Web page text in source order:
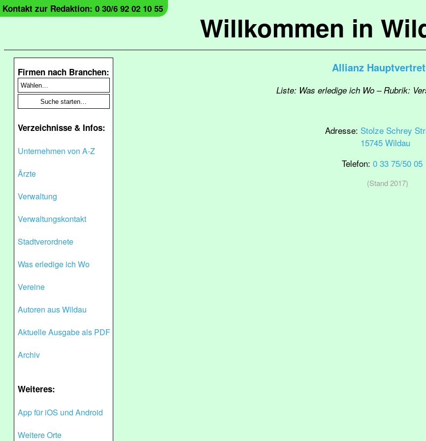
Willkommen in
Kontakt zur Redaktion: 0 30/6 92 02 10 55
Firmen nach Branchen:
Verzeichnisse & Infos:
Unternehmen von A-Z
Ärzte
Verwaltung
Verwaltungskontakt
Stadtverordnete
Was erledige ich Wo
Vereine
Autoren aus Wildau
Aktuelle Ausgabe als PDF
Archiv
Weiteres:
App für iOS und Android
Weitere Orte
Allianz
Liste: Was erledige ich Wo – Rubrik:
Adresse: Stolze Schrey
15745 Wildau
Telefon: 0 33 75/50 05
(Stand 2017)